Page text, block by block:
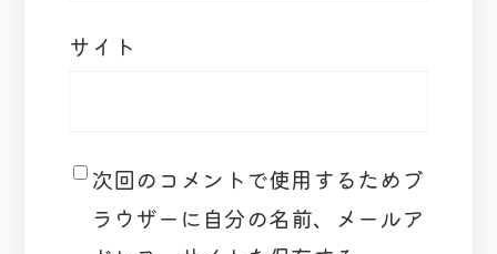
サイト
次回のコメントで使用するためブ
ラウザーに自分の名前、メールア